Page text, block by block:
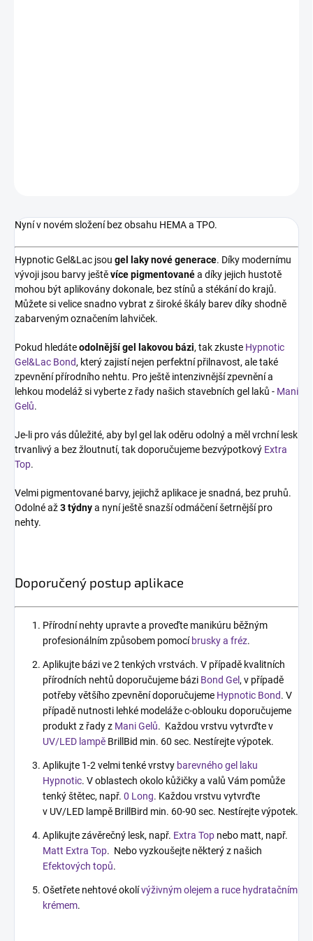
Nyní v novém složení bez obsahu HEMA a TPO.
Hypnotic Gel&Lac jsou gel lakynové generace. Díky modernímu
vývoji jsou barvy ještěvíce pigmentovanéa díky jejich hustotě
mohou být aplikovány dokonale, bez stínů a stékání do krajů.
Můžete si velice snadno vybrat z široké škály barev díky shodně
zabarveným označením lahviček.
Pokud hledáteodolnější gel lakovou bázi, tak zkuste Hypnotic
Gel&Lac Bond, který zajistí nejen perfektní přilnavost, ale také
zpevnění přírodního nehtu. Pro ještě intenzivnější zpevnění a
lehkou modeláž si vyberte z řady našich stavebních gel laků - Mani
Gelů.
Je-li pro vás důležité, aby byl gel lak oděru odolný a měl vrchní lesk
trvanlivý a bez žloutnutí, tak doporučujeme bezvýpotkový Extra
Top.
Velmi pigmentované barvy, jejichž aplikace je snadná, bez pruhů.
Odolné až3 týdnya nyní ještě snazší odmáčení šetrnější pro
nehty.
Doporučený postup aplikace
Přírodní nehty upravte a proveďte manikúru běžným
profesionálním způsobem pomocí brusky a fréz.
Aplikujte bázi ve 2 tenkých vrstvách. V případě kvalitních
přírodních nehtů doporučujeme bázi Bond Gel, v případě
potřeby většího zpevnění doporučujeme Hypnotic Bond. V
případě nutnosti lehké modeláže c-oblouku doporučujeme
produkt z řady z Mani Gelů. Každou vrstvu vytvrďte v
UV/LED lampě BrillBid min. 60 sec. Nestírejte výpotek.
Aplikujte 1-2 velmi tenké vrstvy barevného gel laku
Hypnotic. V oblastech okolo kůžičky a valů Vám pomůže
tenký štětec, např. 0 Long. Každou vrstvu vytvrďte
v UV/LED lampě BrillBird min. 60-90 sec. Nestírejte výpotek.
Aplikujte závěrečný lesk, např. Extra Top nebo matt, např.
Matt Extra Top. Nebo vyzkoušejte některý z našich
Efektových topů.
Ošetřete nehtové okolívýživným olejem a ruce hydratačním
krémem.